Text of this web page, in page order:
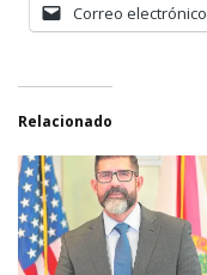
Correo electrónico
Relacionado